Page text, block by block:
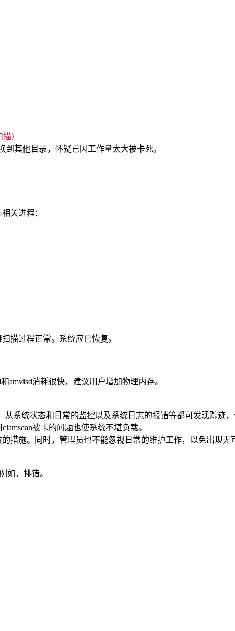
）
其他目录，怀疑已因工作量太大被卡死。
关进程：
描过程正常。系统应已恢复。
amvisd消耗很快，建议用户增加物理内存。
系统状态和日常的监控以及系统日志的报错等都可发现踪迹
被卡的问题也使系统不堪负载。
措施。同时，管理员也不能忽视日常的维护工作，以免出现无
如，排错。